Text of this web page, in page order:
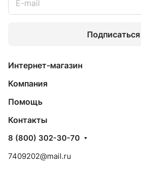
Подписаться
Интернет-магазин
Компания
Помощь
Контакты
8 (800) 302-30-70
7409202@mail.ru